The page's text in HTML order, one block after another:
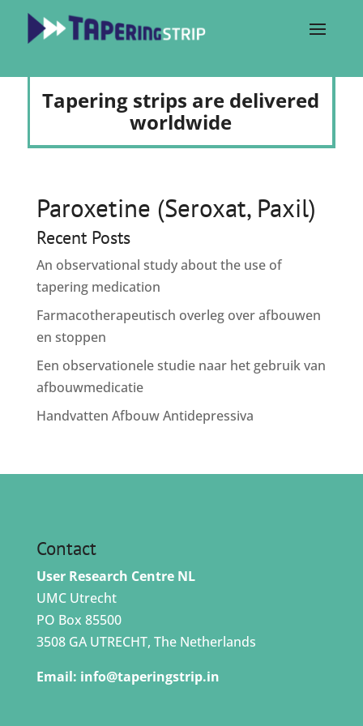
Tapering strips are delivered
worldwide
Paroxetine (Seroxat, Paxil)
Recent Posts
An observational study about the use of
tapering medication
Farmacotherapeutisch overleg over afbouwen
en stoppen
Een observationele studie naar het gebruik van
afbouwmedicatie
Handvatten Afbouw Antidepressiva
Contact
User Research Centre NL
UMC Utrecht
PO Box 85500
3508 GA UTRECHT, The Netherlands
Email: info@taperingstrip.in